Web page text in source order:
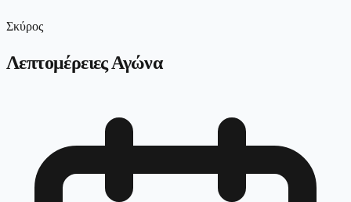
Σκύρος
Λεπτομέρειες Αγώνα